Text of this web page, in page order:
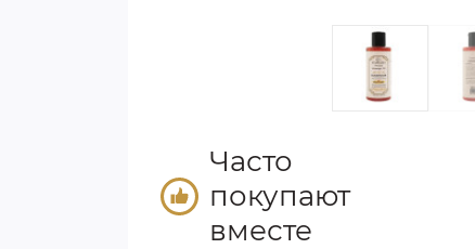
Часто
покупают
вместе